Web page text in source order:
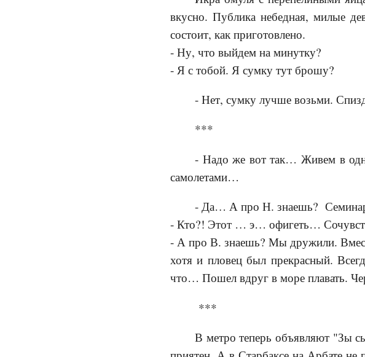
вкусно. Публика небедная, милые
состоит, как приготовлено.
- Ну, что выйдем на минутку?
- Я с тобой. Я сумку тут брошу?
- Нет, сумку лучше возьми.
***
- Надо же вот так… Живем в
самолетами…
- Да… А про Н. знаешь?
- Кто?! Этот … э… офигеть…
- А про В. знаешь? Мы дружили.
хотя и пловец был прекрасный.
что… Пошел вдруг в море плавать.
***
В метро теперь объявляют "Зы